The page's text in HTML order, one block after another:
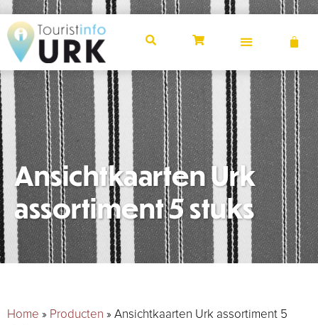
Ansichtkaarten Urk
assortiment 5 stuks
Home » Producten » Ansichtkaarten Urk assortiment 5